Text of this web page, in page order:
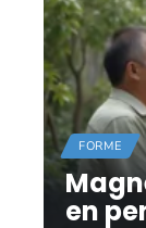
FORME
en